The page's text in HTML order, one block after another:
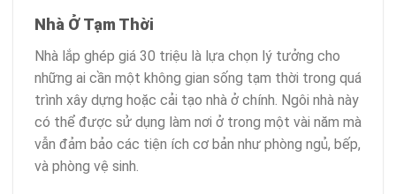
Nhà Ở Tạm Thời
Nhà lắp ghép giá 30 triệu là lựa chọn lý tưởng cho
những ai cần một không gian sống tạm thời trong quá
trình xây dựng hoặc cải tạo nhà ở chính. Ngôi nhà này
có thể được sử dụng làm nơi ở trong một vài năm mà
vẫn đảm bảo các tiện ích cơ bản như phòng ngủ, bếp,
và phòng vệ sinh.